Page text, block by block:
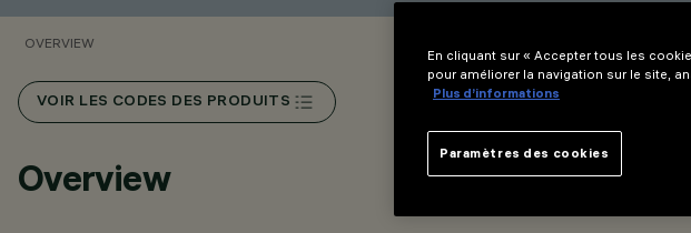
OVERVIEW
VOIR LES CODES DES PRODUITS
Overview
En cliquant sur « Accepter tous les
pour améliorer la navigation sur le site,
Plus d’informations
Paramètres des cookies